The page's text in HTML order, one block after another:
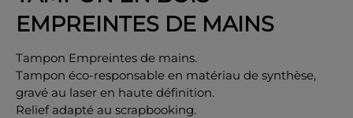
EMPREINTES DE MAINS
Tampon Empreintes de mains.
Tampon éco-responsable en matériau de synthèse,
gravé au laser en haute définition.
Relief adapté au scrapbooking.
OK